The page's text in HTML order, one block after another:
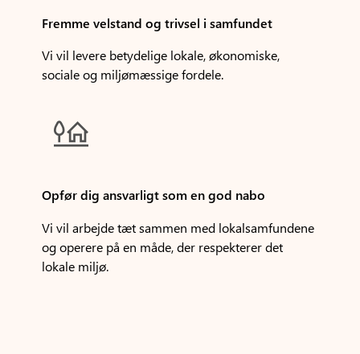
Fremme velstand og trivsel i samfundet
Vi vil levere betydelige lokale, økonomiske,
sociale og miljømæssige fordele.

Opfør dig ansvarligt som en god nabo
Vi vil arbejde tæt sammen med lokalsamfundene
og operere på en måde, der respekterer det
lokale miljø.